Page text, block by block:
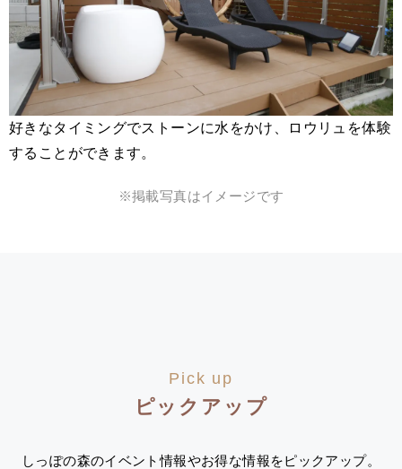
好きなタイミングでストーンに水をかけ、ロウリュを体験
することができます。
※掲載写真はイメージです
Pick up
ピックアップ
しっぽの森のイベント情報やお得な情報をピックアップ。